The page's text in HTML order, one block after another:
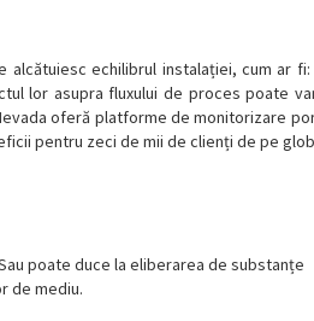
echilibrul instalației, cum ar
lor asupra fluxului de proces poate
oferă platforme de monitorizare
pentru zeci de mii de clienți de pe
poate duce la eliberarea de substanțe
de mediu.